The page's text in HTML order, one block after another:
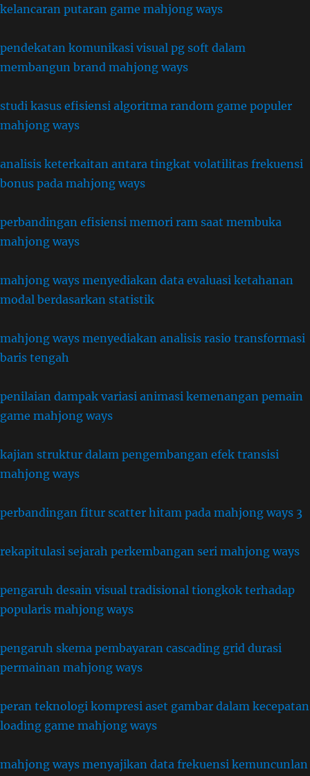
kelancaran putaran game mahjong ways
pendekatan komunikasi visual pg soft dalam
membangun brand mahjong ways
studi kasus efisiensi algoritma random game populer
mahjong ways
analisis keterkaitan antara tingkat volatilitas frekuensi
bonus pada mahjong ways
perbandingan efisiensi memori ram saat membuka
mahjong ways
mahjong ways menyediakan data evaluasi ketahanan
modal berdasarkan statistik
mahjong ways menyediakan analisis rasio transformasi
baris tengah
penilaian dampak variasi animasi kemenangan pemain
game mahjong ways
kajian struktur dalam pengembangan efek transisi
mahjong ways
perbandingan fitur scatter hitam pada mahjong ways 3
rekapitulasi sejarah perkembangan seri mahjong ways
pengaruh desain visual tradisional tiongkok terhadap
popularis mahjong ways
pengaruh skema pembayaran cascading grid durasi
permainan mahjong ways
peran teknologi kompresi aset gambar dalam kecepatan
loading game mahjong ways
mahjong ways menyajikan data frekuensi kemuncunlan